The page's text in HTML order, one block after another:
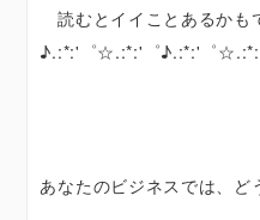
読むとイイことあるかも
♪.:*:'゜☆.:*:'゜♪.:*:'゜☆.:*:
あなたのビジネスでは、ど